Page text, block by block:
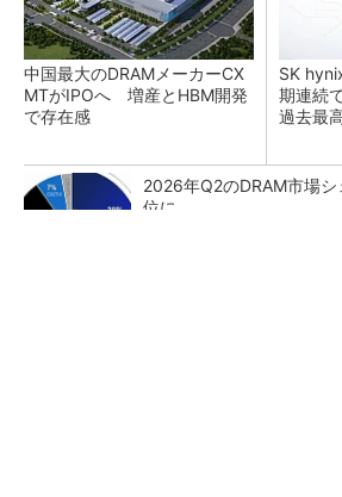
中国最大のDRAMメーカーCX
MTがIPOへ 増産とHBM開発
で存在感
SK
期連続
過去最
2026年Q2のDRAM市場
位に